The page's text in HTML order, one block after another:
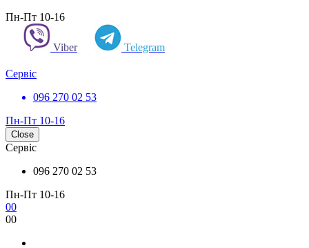
Пн-Пт 10-16
Viber Telegram
Сервіс
096 270 02 53
Пн-Пт 10-16
Close
Сервіс
096 270 02 53
Пн-Пт 10-16
00
00